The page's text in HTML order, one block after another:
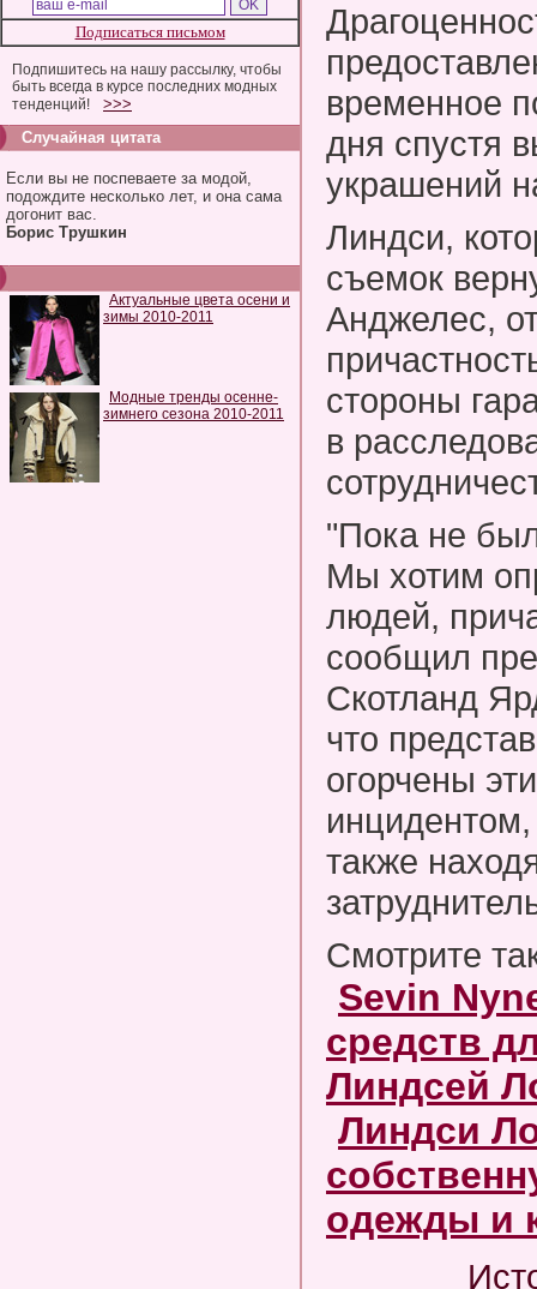
Подписаться письмом
Подпишитесь на нашу рассылку, чтобы
быть всегда в курсе последних модных
тенденций!
>>>
Случайная цитата
Если вы не поспеваете за модой,
подождите несколько лет, и она сама
догонит вас.
Борис Трушкин
Актуальные цвета осени и
зимы 2010-2011
Модные тренды осенне-
зимнего сезона 2010-2011
временное
дня спустя
украшений
Линдси,
съемок
Анджелес,
стороны
в
"Пока не
Мы хотим
людей,
сообщил
Скотланд
что
огорчены
также
Смотрите
Sevin
средств
Линдсей
Линдси
одежды и